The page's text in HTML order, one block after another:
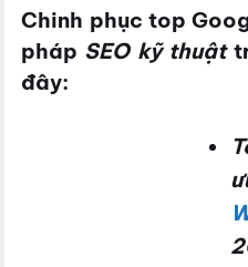
Chinh phục top
pháp SEO kỹ thuật
đây: